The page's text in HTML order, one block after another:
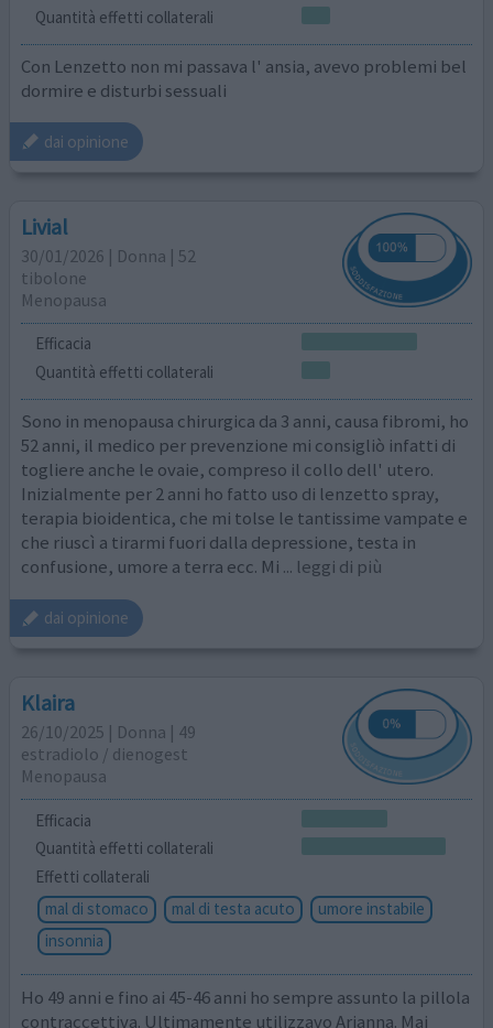
Quantità effetti collaterali
Con Lenzetto non mi passava l' ansia, avevo problemi bel
dormire e disturbi sessuali
dai opinione
Livial
30/01/2026 | Donna | 52
tibolone
Menopausa
Efficacia
Quantità effetti collaterali
Sono in menopausa chirurgica da 3 anni, causa fibromi, ho
52 anni, il medico per prevenzione mi consigliò infatti di
togliere anche le ovaie, compreso il collo dell' utero.
Inizialmente per 2 anni ho fatto uso di lenzetto spray,
terapia bioidentica, che mi tolse le tantissime vampate e
che riuscì a tirarmi fuori dalla depressione, testa in
confusione, umore a terra ecc. Mi ... leggi di più
dai opinione
Klaira
26/10/2025 | Donna | 49
estradiolo / dienogest
Menopausa
Efficacia
Quantità effetti collaterali
Effetti collaterali
mal di stomaco
mal di testa acuto
umore instabile
insonnia
Ho 49 anni e fino ai 45-46 anni ho sempre assunto la pillola
contraccettiva. Ultimamente utilizzavo Arianna. Mai